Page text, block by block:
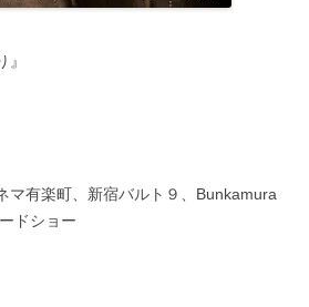
マ有楽町、新宿バルト９、Bunkamura
ドショー